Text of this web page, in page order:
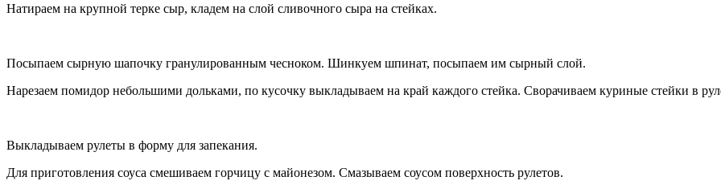
Натираем на крупной терке сыр, кладем на слой сливочного сыра на стейках.
Посыпаем сырную шапочку гранулированным чесноком. Шинкуем шпинат, посыпаем им сырный слой.
Нарезаем помидор небольшими дольками, по кусочку выкладываем на край каждого стейка. Сворачиваем куриные стейки в
Выкладываем рулеты в форму для запекания.
Для приготовления соуса смешиваем горчицу с майонезом. Смазываем соусом поверхность рулетов.